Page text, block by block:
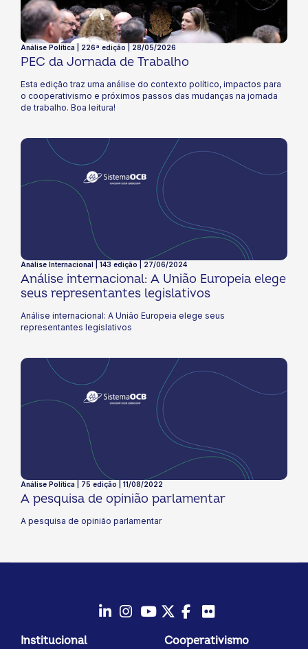
Análise Política | 226ª edição | 28/05/2026
PEC da Jornada de Trabalho
Esta edição traz uma análise do contexto político, impactos para
o cooperativismo e próximos passos das mudanças na jornada
de trabalho. Boa leitura!
Análise Internacional | 143 edição | 27/06/2024
Análise internacional: A União Europeia elege
seus representantes legislativos
Análise internacional: A União Europeia elege seus
representantes legislativos
Análise Política | 75 edição | 11/08/2022
A pesquisa de opinião parlamentar
A pesquisa de opinião parlamentar
Instagram
YoutubeTwitter/X
Facebook
Institucional Cooperativismo